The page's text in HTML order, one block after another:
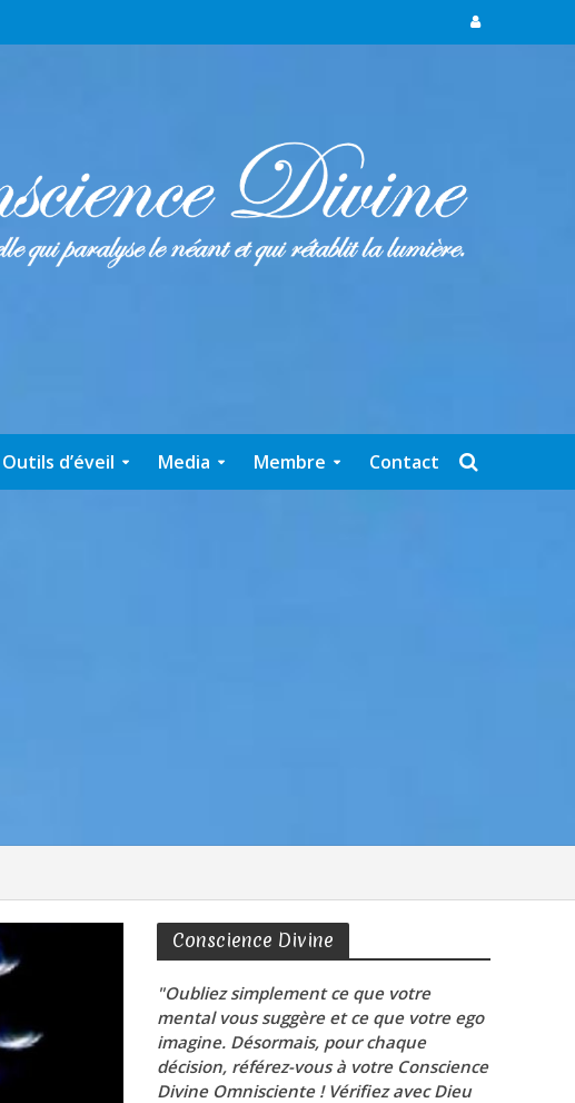
Outils d’éveil Media Membre Contact
Conscience Divine
"Oubliez simplement ce que votre
mental vous suggère et ce que votre ego
imagine. Désormais, pour chaque
décision, référez-vous à votre Conscience
Divine Omnisciente ! Vérifiez avec Dieu